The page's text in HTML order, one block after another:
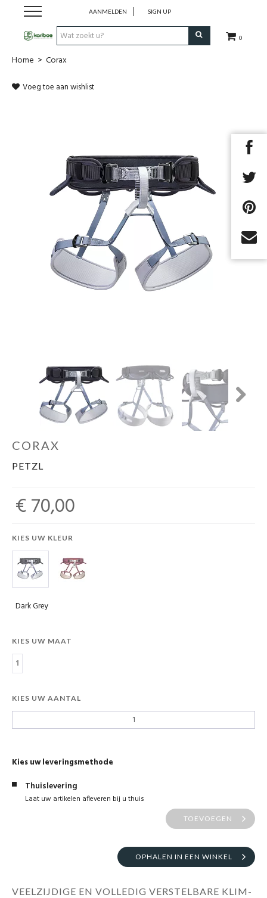
0
AANMELDEN SIGN UP
Cadeaubon
Rugzakken
Keuken
Klimmen
Home > Corax
Voeg toe aan wishlist
Next
CORAX
PETZL
€ 70,00
KIES UW KLEUR
Dark Grey
KIES UW MAAT
1
KIES UW AANTAL
Kies uw leveringsmethode
Thuislevering
Laat uw artikelen afleveren bij u thuis
TOEVOEGEN
OPHALEN IN EEN WINKEL
VEELZIJDIGE EN VOLLEDIG VERSTELBARE KLIM-